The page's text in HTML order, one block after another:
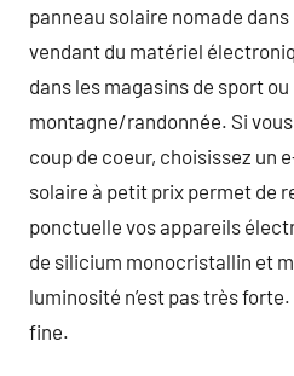
panneau solaire nomade
vendant du matériel
dans les magasins de sport ou
montagne/randonnée. Si
coup de coeur, choisissez un
solaire à petit prix permet de
ponctuelle vos appareils
de silicium monocristallin et
luminosité n’est pas très
fine.